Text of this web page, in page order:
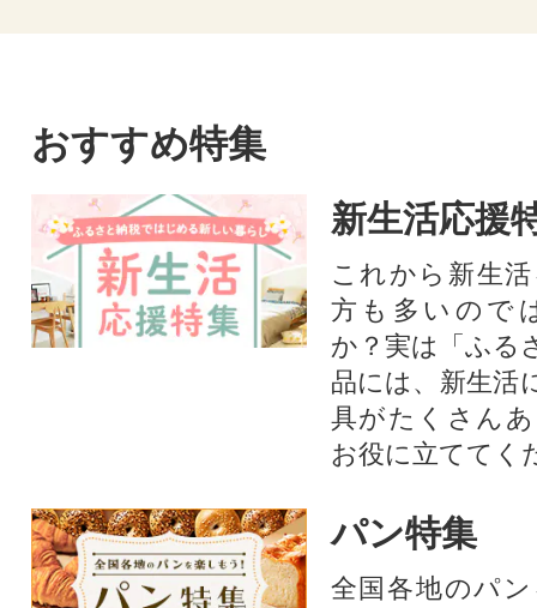
おすすめ特集
新生活応援
これから新生
方も多いので
か？実は「ふる
品には、新生活
具がたくさん
お役に立ててく
パン特集
全国各地のパ